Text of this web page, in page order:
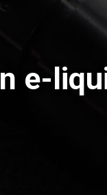
e-